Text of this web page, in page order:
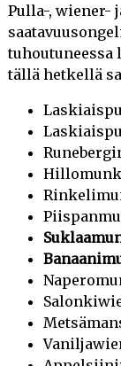
FIKSUT
PÄÄSIÄINEN
KEVÄÄN
JOULUN
HALLOWEENIN
(14.10.2020)
MYYMÄLÖIDEN
TIEDOTE
Pulla-, wiener-
tuhoutuneessa
tällä hetkellä